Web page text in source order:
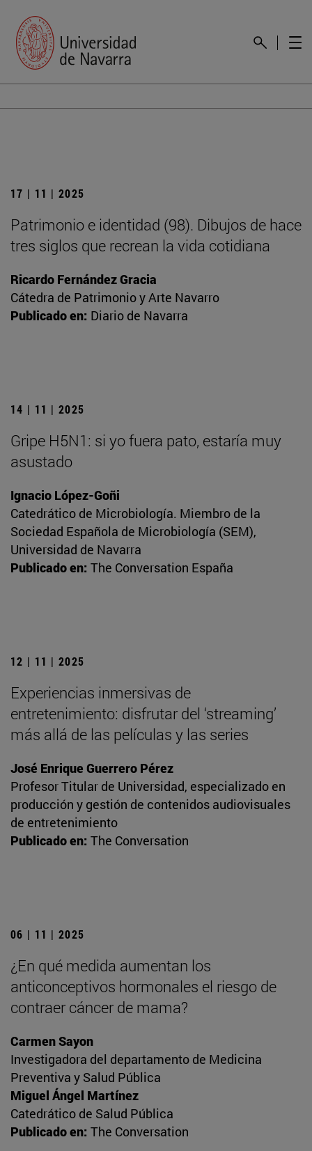
17 | 11 | 2025
Patrimonio e identidad (98). Dibujos de hace
tres siglos que recrean la vida cotidiana
Ricardo Fernández Gracia
Cátedra de Patrimonio y Arte Navarro
Publicado en: Diario de Navarra
14 | 11 | 2025
Gripe H5N1: si yo fuera pato, estaría muy
asustado
Ignacio López-Goñi
Catedrático de Microbiología. Miembro de la
Sociedad Española de Microbiología (SEM),
Universidad de Navarra
Publicado en: The Conversation España
12 | 11 | 2025
Experiencias inmersivas de
entretenimiento: disfrutar del ‘streaming’
más allá de las películas y las series
José Enrique Guerrero Pérez
Profesor Titular de Universidad, especializado en
producción y gestión de contenidos audiovisuales
de entretenimiento
Publicado en: The Conversation
06 | 11 | 2025
¿En qué medida aumentan los
anticonceptivos hormonales el riesgo de
contraer cáncer de mama?
Carmen Sayon
Investigadora del departamento de Medicina
Preventiva y Salud Pública
Miguel Ángel Martínez
Catedrático de Salud Pública
Publicado en: The Conversation